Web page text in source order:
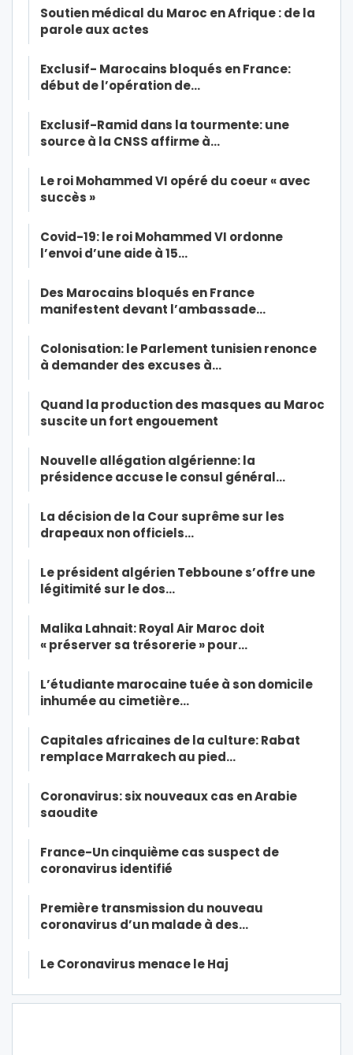
Soutien médical du Maroc en Afrique : de la
parole aux actes
Exclusif- Marocains bloqués en France:
début de l’opération de…
Exclusif-Ramid dans la tourmente: une
source à la CNSS affirme à…
Le roi Mohammed VI opéré du coeur « avec
succès »
Covid-19: le roi Mohammed VI ordonne
l’envoi d’une aide à 15…
Des Marocains bloqués en France
manifestent devant l’ambassade…
Colonisation: le Parlement tunisien renonce
à demander des excuses à…
Quand la production des masques au Maroc
suscite un fort engouement
Nouvelle allégation algérienne: la
présidence accuse le consul général…
La décision de la Cour suprême sur les
drapeaux non officiels…
Le président algérien Tebboune s’offre une
légitimité sur le dos…
Malika Lahnait: Royal Air Maroc doit
« préserver sa trésorerie » pour…
L’étudiante marocaine tuée à son domicile
inhumée au cimetière…
Capitales africaines de la culture: Rabat
remplace Marrakech au pied…
Coronavirus: six nouveaux cas en Arabie
saoudite
France-Un cinquième cas suspect de
coronavirus identifié
Première transmission du nouveau
coronavirus d’un malade à des…
Le Coronavirus menace le Haj